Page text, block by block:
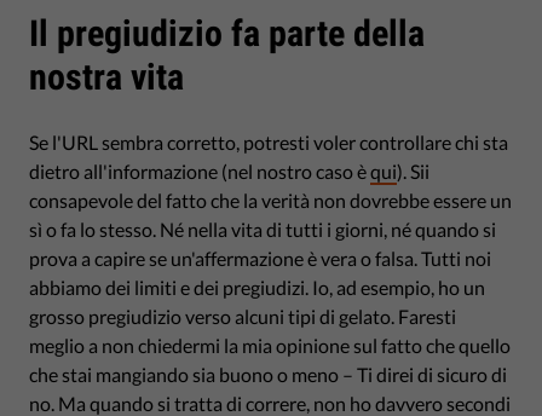
Il pregiudizio fa parte della
nostra vita
Se l'URL sembra corretto, potresti voler controllare chi sta
dietro all'informazione (nel nostro caso èqui). Sii
consapevole del fatto che la verità non dovrebbe essere un
sì o fa lo stesso. Né nella vita di tutti i giorni, né quando si
prova a capire se un'affermazione è vera o falsa. Tutti noi
abbiamo dei limiti e dei pregiudizi. Io, ad esempio, ho un
grosso pregiudizio verso alcuni tipi di gelato. Faresti
meglio a non chiedermi la mia opinione sul fatto che quello
che stai mangiando sia buono o meno – Ti direi di sicuro di
no. Ma quando si tratta di correre, non ho davvero secondi